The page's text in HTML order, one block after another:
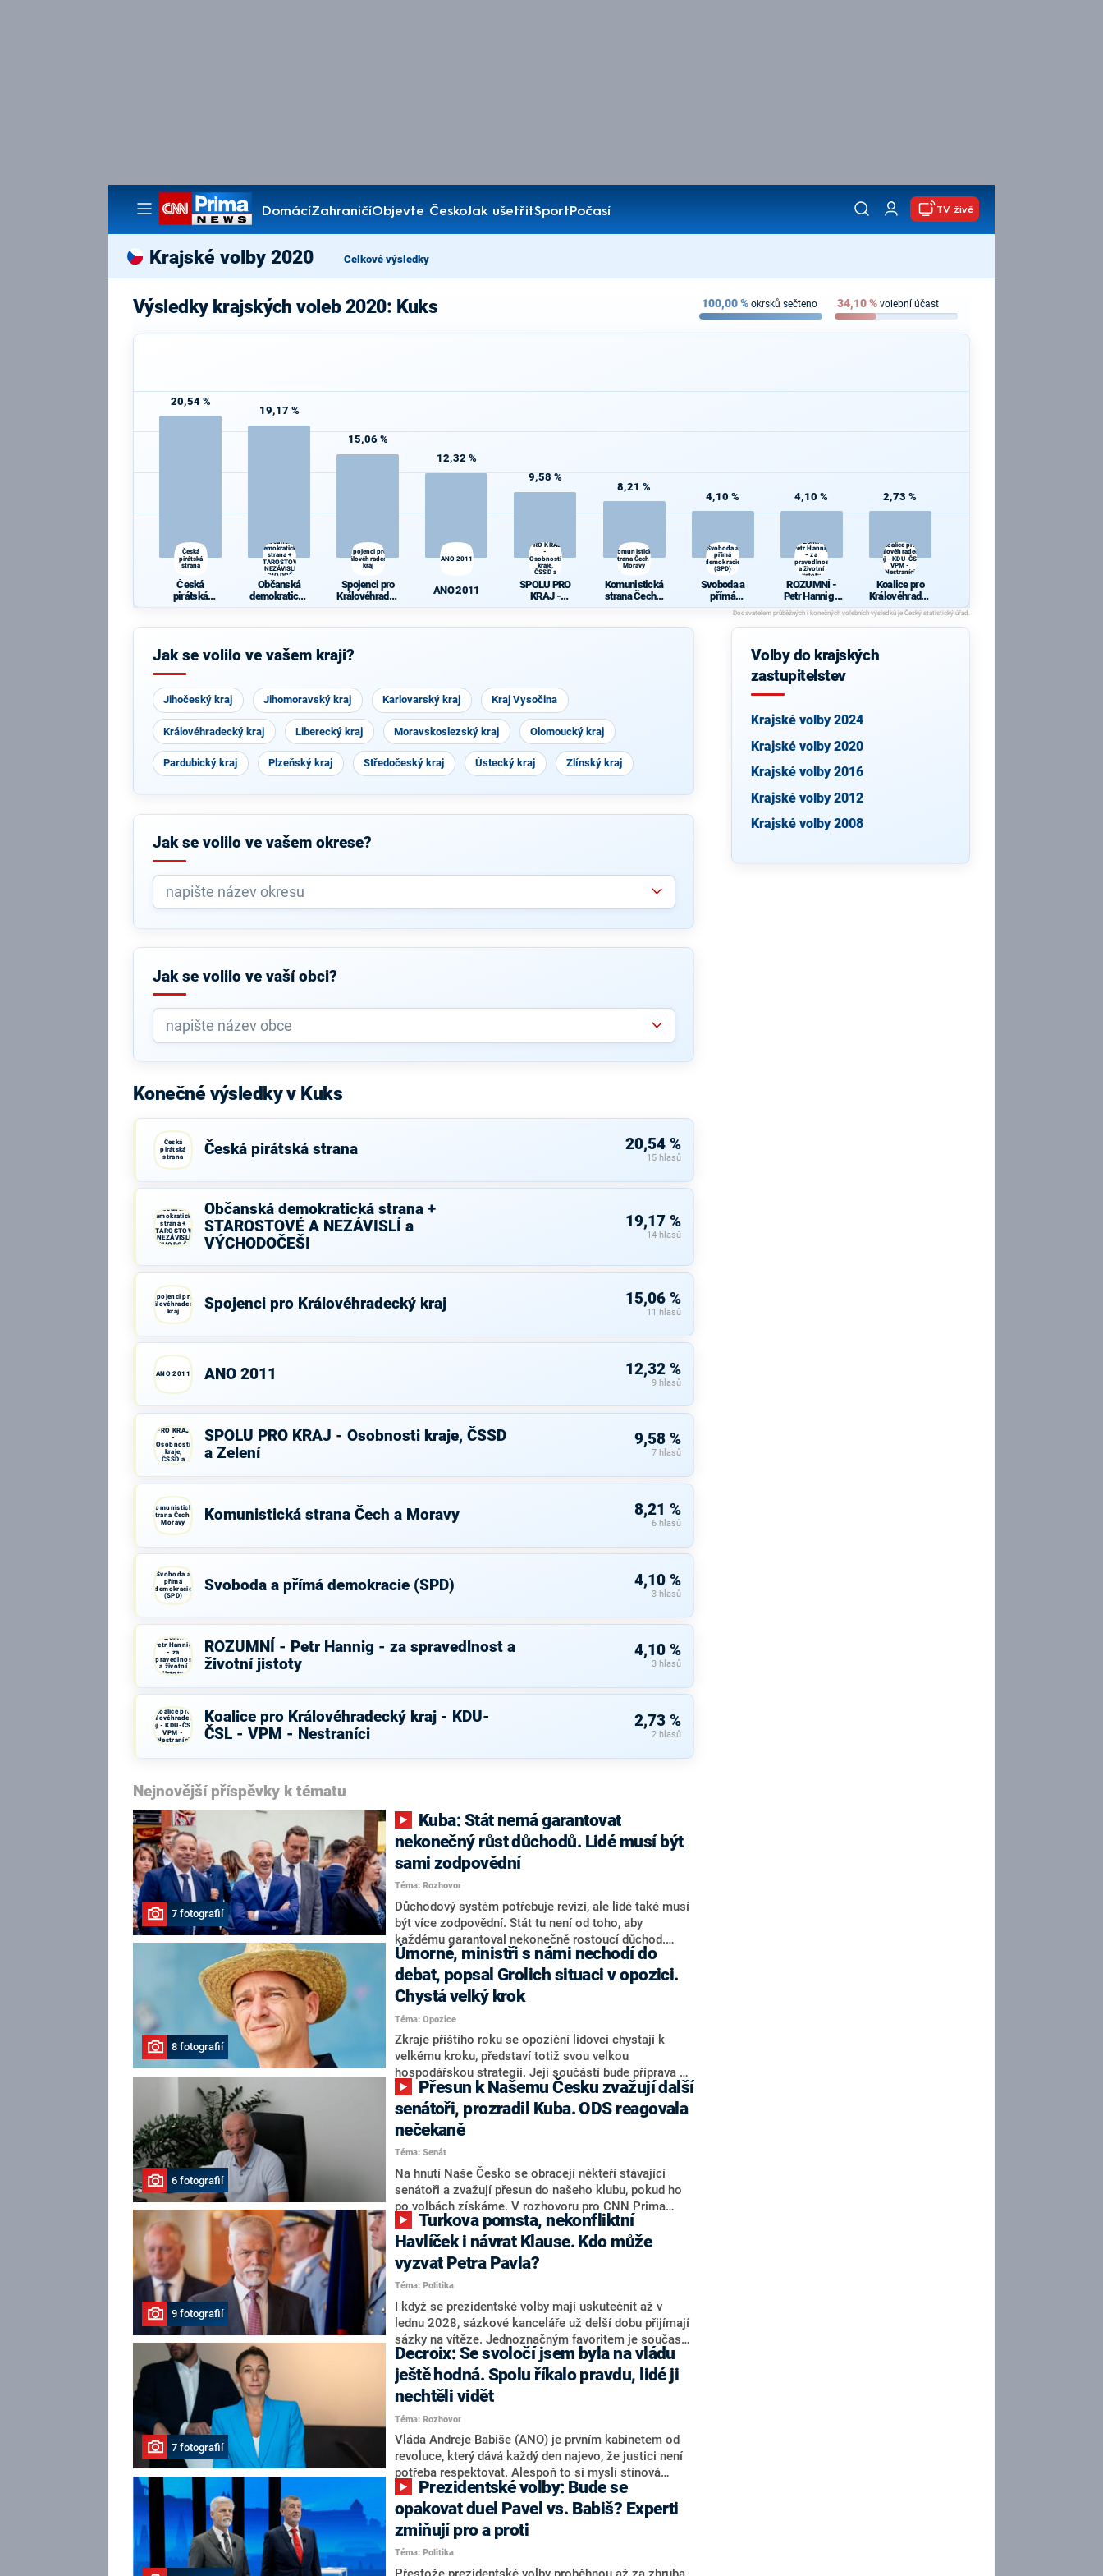
DomácíZahraničíObjevte ČeskoJak ušetřitSportPočasí
Pořady
TV živě
Krajské volby 2020 Celkové výsledky
Výsledky krajských voleb 2020: Kuks 100,00% okrsků sečteno 34,10% volební účast
20,54 %
Česká
pirátská
strana
Česká
pirátská
19,17 %
Občanská
demokratická
strana +
STAROSTOVÉ
A NEZÁVISLÍ a
VÝCHODOČEŠI
Občanská
demokratická
A NEZÁVISLÍ
VÝCHODOČE
15,06 %
Spojenci pro
Královéhradecký
kraj
Spojenci pro
Královéhradec
12,32 %
ANO 2011
ANO 2011
9,58 %
PRO KRAJ
-
Osobnosti
kraje,
ČSSD a
SPOLU PRO
KRAJ -
Zelení
8,21 %
Komunistická
strana Čech a
Moravy
Komunistická
strana Čech a
Moravy
4,10 %
Svoboda a
přímá
demokracie
(SPD)
Svoboda a
přímá
demokracie
(SPD)
4,10 %
ROZUMNÍ -
Petr Hannig
- za
spravedlnost
a životní
jistoty
ROZUMNÍ -
Petr Hannig -
za
spravedlnost
a životní
2,73 %
Koalice pro
Královéhradecký
kraj - KDU-ČSL -
VPM -
Nestraníci
Koalice pro
Královéhradec
ký kraj - KDU-
ČSL - VPM -
Nestraníci
Jak se volilo ve vašem kraji?
Jihočeský kraj Jihomoravský kraj Karlovarský kraj Kraj Vysočina
Královéhradecký kraj Liberecký kraj Moravskoslezský kraj Olomoucký kraj
Pardubický kraj Plzeňský kraj Středočeský kraj Ústecký kraj Zlínský kraj
Jak se volilo ve vašem okrese?
Jak se volilo ve vaší obci?
Konečné výsledky v Kuks
Česká
pirátská
strana
Česká pirátská strana 20,54 %
15 hlasů
Občanská
demokratická
strana +
STAROSTOVÉ
A NEZÁVISLÍ a
VÝCHODOČEŠI
Občanská demokratická strana +
STAROSTOVÉ A NEZÁVISLÍ a
VÝCHODOČEŠI
19,17 %
14 hlasů
Spojenci pro
Královéhradecký
kraj
Spojenci pro Královéhradecký kraj 15,06 %
11 hlasů
ANO 2011 ANO 2011 12,32 %
9 hlasů
PRO KRAJ
-
Osobnosti
kraje,
ČSSD a
Zelení
SPOLU PRO KRAJ - Osobnosti kraje, ČSSD
a Zelení
9,58 %
7 hlasů
Komunistická
strana Čech a
Moravy
Komunistická strana Čech a Moravy 8,21 %
6 hlasů
Svoboda a
přímá
demokracie
(SPD)
Svoboda a přímá demokracie (SPD) 4,10 %
3 hlasů
ROZUMNÍ -
Petr Hannig
- za
spravedlnost
a životní
jistoty
ROZUMNÍ - Petr Hannig - za spravedlnost a
životní jistoty
4,10 %
3 hlasů
Koalice pro
Královéhradecký
kraj - KDU-ČSL -
VPM -
Nestraníci
Koalice pro Královéhradecký kraj - KDU-
ČSL - VPM - Nestraníci
2,73 %
2 hlasů
Nejnovější příspěvky k tématu
7 fotografií
nekonečný růst důchodů. Lidé musí být
sami zodpovědní
Téma: Rozhovor
Důchodový systém potřebuje revizi, ale lidé také musí
být více zodpovědní. Stát tu není od toho, aby
každému garantoval nekonečně rostoucí důchod.
Chybí tu nový systém a my ho představíme,řekl
hejtman Jihočeského kraje a předseda hnutí Naše
Česko Martin Kuba v rozhovoru pro CNN Prima NEWS.
V čele státu pak podle něj nemůže být člověk, který by
střetem zájmů omezoval čerpání financí a rozvoj,
dodal. Řešení u Andreje Babiše ale hodnotit nechtěl.
8 fotografií
Úmorné, ministři s námi nechodí do
debat, popsal Grolich situaci v opozici.
Chystá velký krok
Téma: Opozice
Zkraje příštího roku se opoziční lidovci chystají k
velkému kroku, představí totiž svou velkou
hospodářskou strategii. Její součástí bude příprava na
stárnutí populace, řekl ve středu na setkání s novináři
nový předseda lidovců Jan Grolich. Ten zároveň v
senátních volbách kandiduje ve Vyškově. Popsal i
aktivitu opozice, o níž vládní strany nebo političtí
komentátoři mluví jako o slabé a v defenzivě. „Je to
úmorná práce upozorňovat na chyby vlády. Ministři s
námi navíc nechodí do debat. Chceme ale ukazovat
svoje témata,“ odpověděl Grolich na dotaz CNN Prima
NEWS.
6 fotografií
senátoři, prozradil Kuba. ODS reagovala
nečekaně
Téma: Senát
Na hnutí Naše Česko se obracejí někteří stávající
senátoři a zvažují přesun do našeho klubu, pokud ho
po volbách získáme. V rozhovoru pro CNN Prima
NEWS to řekl zakladatel hnutí a jihočeský hejtman
Martin Kuba. Konkrétní nebyl, ale získat by takto mohl
například senátora Zdeňka Hrabu, který je dnes
součástí klubu ODS a TOP 09. Hraba to na dotaz
redakce nevyloučil. Předseda klubu senátorů ODS
Zdeněk Nytra redakci řekl, že počítá s odchodem
některých senátorů z klubu a že Naše Česko není
nepřítel, ale soupeř.
9 fotografií
Havlíček i návrat Klause. Kdo může
vyzvat Petra Pavla?
Téma: Politika
I když se prezidentské volby mají uskutečnit až v
lednu 2028, sázkové kanceláře už delší dobu přijímají
sázky na vítěze. Jednoznačným favoritem je současná
hlava státu Petr Pavel. Daleko za ním pak bookmakeři
zmiňují dva výrazné politiky ANO, tedy premiéra
Andreje Babiše a ministra průmyslu Karla Havlíčka.
Oblíbeným tipem samotných sázkařů je poslanec za
Motoristy Filip Turek. Politolog Jan Kubáček nicméně
o případné kandidatuře kohokoliv ze zmíněné trojice
značně pochybuje. Podle něj současná koalice dosud
nemá osobu, která by Pavlovi mohla konkurovat.
7 fotografií
Decroix: Se svoločí jsem byla na vládu
ještě hodná. Spolu říkalo pravdu, lidé ji
nechtěli vidět
Téma: Rozhovor
Vláda Andreje Babiše (ANO) je prvním kabinetem od
revoluce, který dává každý den najevo, že justici není
potřeba respektovat. Alespoň to si myslí stínová
ministryně spravedlnosti ODS Eva Decroix. V
rozhovoru pro CNN Prima NEWS si nebrala servítky
ohledně politického výkonu svého nástupce Jeronýma
Tejce (za ANO) či vládní zmocněnkyně pro lidská
práva Taťány Malé (ANO). Označením „svoloč“ na
adresu vlády prý byla ještě hodná. Decroix se také
opakovat duel Pavel vs. Babiš? Experti
zmiňují pro a proti
Téma: Politika
Volby do krajských
zastupitelstev
Krajské volby 2024
Krajské volby 2020
Krajské volby 2016
Krajské volby 2012
Krajské volby 2008